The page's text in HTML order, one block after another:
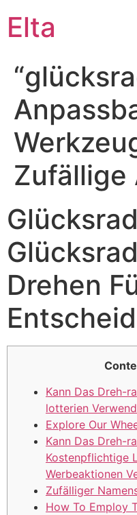
Elta
Zufällige
Drehen
Kann Das Dreh-
lotterien
Explore Our
Kann Das Dreh-
Kostenpflichtige
Werbeaktionen
Zufälliger
How To Employ